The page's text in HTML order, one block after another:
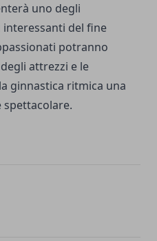
uno degli
del fine
potranno
attrezzi e le
ginnastica ritmica una